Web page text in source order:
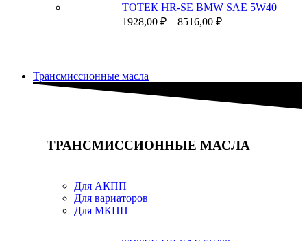
ТОТЕК HR-SE BMW SAE 5W40
1928,00 ₽ – 8516,00 ₽
Трансмиссионные масла
ТРАНСМИССИОННЫЕ МАСЛА
Для АКПП
Для вариаторов
Для МКПП